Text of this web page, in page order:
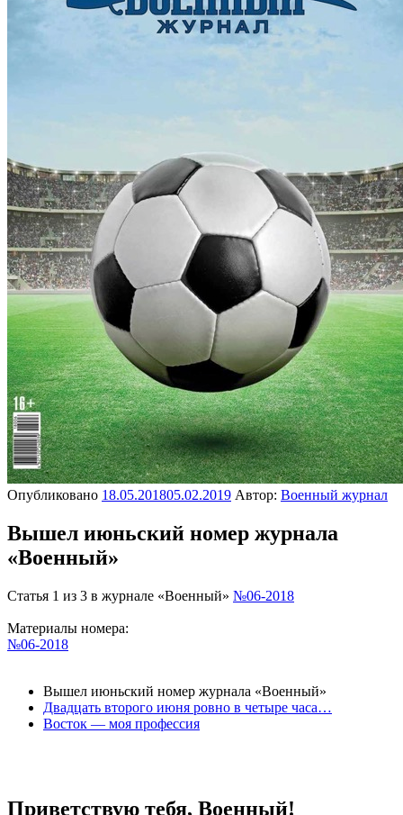
Опубликовано 18.05.201805.02.2019 Автор: Военный журнал
Вышел июньский номер журнала
«Военный»
Статья 1 из 3 в журнале «Военный» №06-2018
Материалы номера:
№06-2018
Вышел июньский номер журнала «Военный»
Двадцать второго июня ровно в четыре часа…
Восток — моя профессия
Приветствую тебя, Военный!